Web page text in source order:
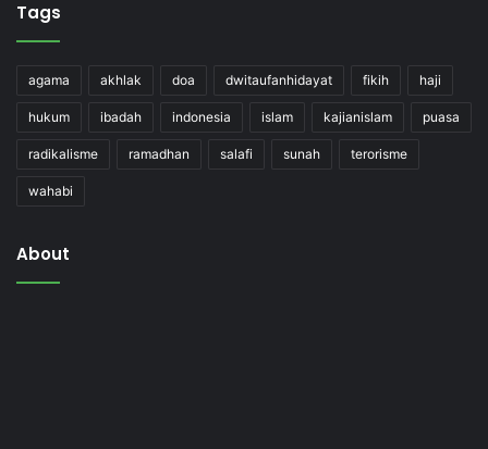
Tags
agama akhlak doa dwitaufanhidayat fikih haji
hukum ibadah indonesia islam kajianislam puasa
radikalisme ramadhan salafi sunah terorisme
wahabi
About